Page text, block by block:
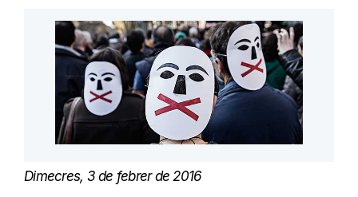
Dimecres, 3 de febrer de 2016